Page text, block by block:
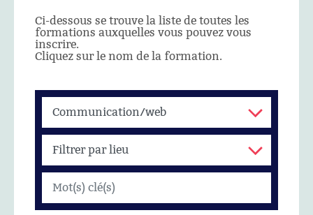
Ci-dessous se trouve la liste de toutes les
formations auxquelles vous pouvez vous
inscrire.
Cliquez sur le nom de la formation.